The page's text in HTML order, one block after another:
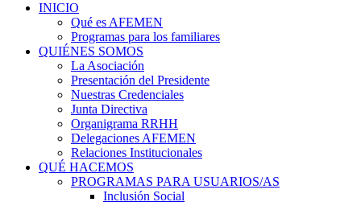
INICIO
Qué es AFEMEN
Programas para los familiares
QUIÉNES SOMOS
La Asociación
Presentación del Presidente
Nuestras Credenciales
Junta Directiva
Organigrama RRHH
Delegaciones AFEMEN
Relaciones Institucionales
QUÉ HACEMOS
PROGRAMAS PARA USUARIOS/AS
Inclusión Social